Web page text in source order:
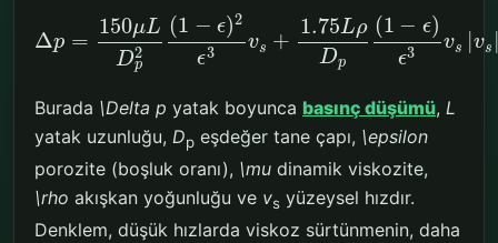
Δp =
150μL
D2
p
(1 − ϵ)2
ϵ3
vs +
1.75Lρ
Dp
(1 − ϵ)
ϵ3
vs |vs
Burada \Delta p yatak boyunca basınç düşümü, L
yatak uzunluğu, Dp eşdeğer tane çapı, \epsilon
porozite (boşluk oranı), \mu dinamik viskozite,
\rho akışkan yoğunluğu ve vs yüzeysel hızdır.
Denklem, düşük hızlarda viskoz sürtünmenin, daha